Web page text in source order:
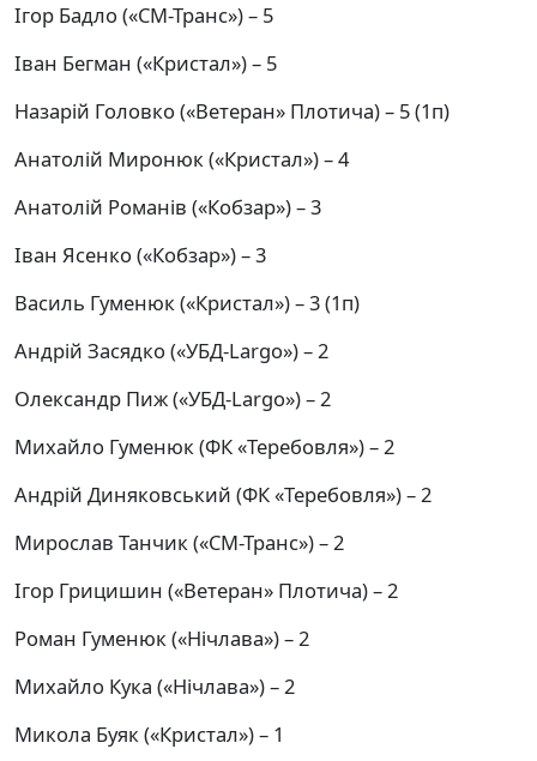
Ігор Бадло («СМ-Транс») – 5
Іван Бегман («Кристал») – 5
Назарій Головко («Ветеран» Плотича) – 5 (1п)
Анатолій Миронюк («Кристал») – 4
Анатолій Романів («Кобзар») – 3
Іван Ясенко («Кобзар») – 3
Василь Гуменюк («Кристал») – 3 (1п)
Андрій Засядко («УБД-Largo») – 2
Олександр Пиж («УБД-Largo») – 2
Михайло Гуменюк (ФК «Теребовля») – 2
Андрій Диняковський (ФК «Теребовля») – 2
Мирослав Танчик («СМ-Транс») – 2
Ігор Грицишин («Ветеран» Плотича) – 2
Роман Гуменюк («Нічлава») – 2
Михайло Кука («Нічлава») – 2
Микола Буяк («Кристал») – 1